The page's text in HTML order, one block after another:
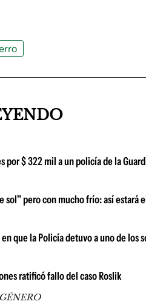
por $ 322 mil a un policía de la
sol" pero con mucho frío: así estará
que la Policía detuvo a uno de los
ratificó fallo del caso Roslik